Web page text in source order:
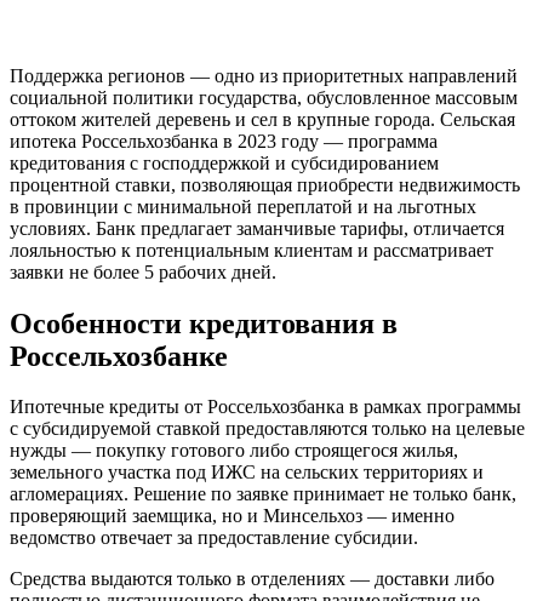
Поддержка регионов — одно из приоритетных направлений
социальной политики государства, обусловленное массовым
оттоком жителей деревень и сел в крупные города. Сельская
ипотека Россельхозбанка в 2023 году — программа
кредитования с господдержкой и субсидированием
процентной ставки, позволяющая приобрести недвижимость
в провинции с минимальной переплатой и на льготных
условиях. Банк предлагает заманчивые тарифы, отличается
лояльностью к потенциальным клиентам и рассматривает
заявки не более 5 рабочих дней.
Особенности кредитования в
Россельхозбанке
Ипотечные кредиты от Россельхозбанка в рамках программы
с субсидируемой ставкой предоставляются только на целевые
нужды — покупку готового либо строящегося жилья,
земельного участка под ИЖС на сельских территориях и
агломерациях. Решение по заявке принимает не только банк,
проверяющий заемщика, но и Минсельхоз — именно
ведомство отвечает за предоставление субсидии.
Средства выдаются только в отделениях — доставки либо